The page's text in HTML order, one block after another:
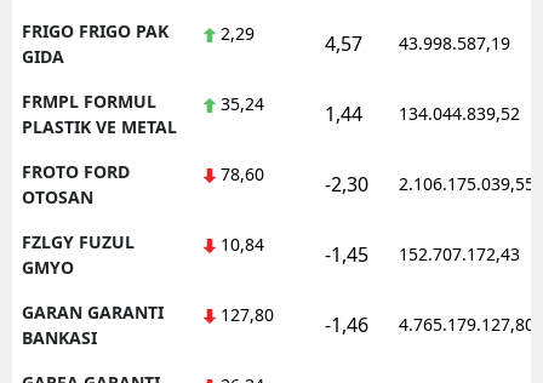
FRIGO FRIGO PAK
GIDA
2,29 4,57 43.998.587,19
FRMPL FORMUL
PLASTIK VE METAL
35,24 1,44 134.044.839,52
FROTO FORD
OTOSAN
78,60 -2,30 2.106.175.039,55
FZLGY FUZUL
GMYO
10,84 -1,45 152.707.172,43
GARAN GARANTI
BANKASI
127,80 -1,46 4.765.179.127,80